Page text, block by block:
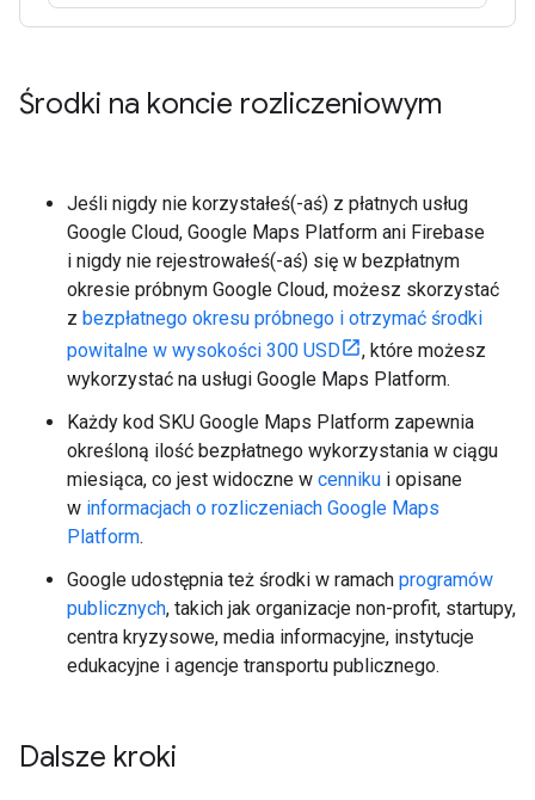
Środki na koncie rozliczeniowym
Jeśli nigdy nie korzystałeś(-aś) z płatnych usług
Google Cloud, Google Maps Platform ani Firebase
i nigdy nie rejestrowałeś(-aś) się w bezpłatnym
okresie próbnym Google Cloud, możesz skorzystać
z bezpłatnego okresu próbnego i otrzymać środki
powitalne w wysokości 300 USD
, które możesz
wykorzystać na usługi Google Maps Platform.
Każdy kod SKU Google Maps Platform zapewnia
określoną ilość bezpłatnego wykorzystania w ciągu
miesiąca, co jest widoczne w cenniku i opisane
w informacjach o rozliczeniach Google Maps
Platform.
Google udostępnia też środki w ramach programów
publicznych, takich jak organizacje non-profit, startupy,
centra kryzysowe, media informacyjne, instytucje
edukacyjne i agencje transportu publicznego.
Dalsze kroki